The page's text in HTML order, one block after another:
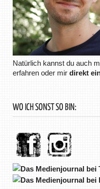
Natürlich kannst du auch
erfahren oder mirdirekt
WO ICH SONST SO BIN: